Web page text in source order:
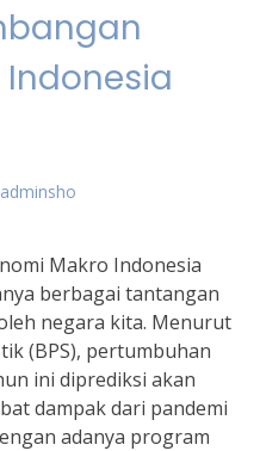
Indonesia
adminsho
Makro Indonesia
berbagai tantangan
negara kita. Menurut
(BPS), pertumbuhan
ini diprediksi akan
dampak dari pandemi
adanya program